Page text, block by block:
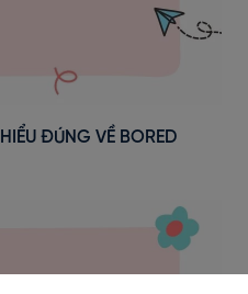
ĐÚNG VỀ BORED